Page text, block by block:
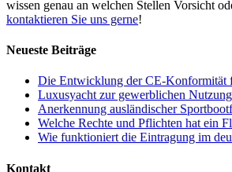
wissen genau an welchen Stellen Vorsicht
kontaktieren Sie uns gerne!
Neueste Beiträge
Die Entwicklung der CE-Konformität
Luxusyacht zur gewerblichen
Anerkennung ausländischer
Welche Rechte und Pflichten hat ein
Wie funktioniert die Eintragung im
Kontakt